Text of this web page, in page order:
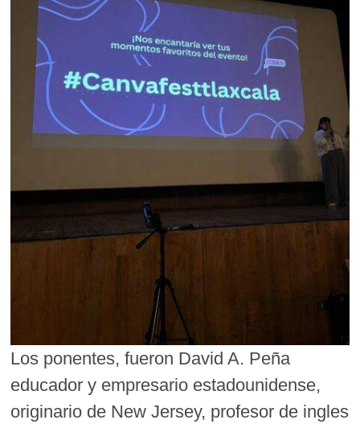
Los ponentes, fueron David A. Peña
educador y empresario estadounidense,
originario de New Jersey, profesor de ingles